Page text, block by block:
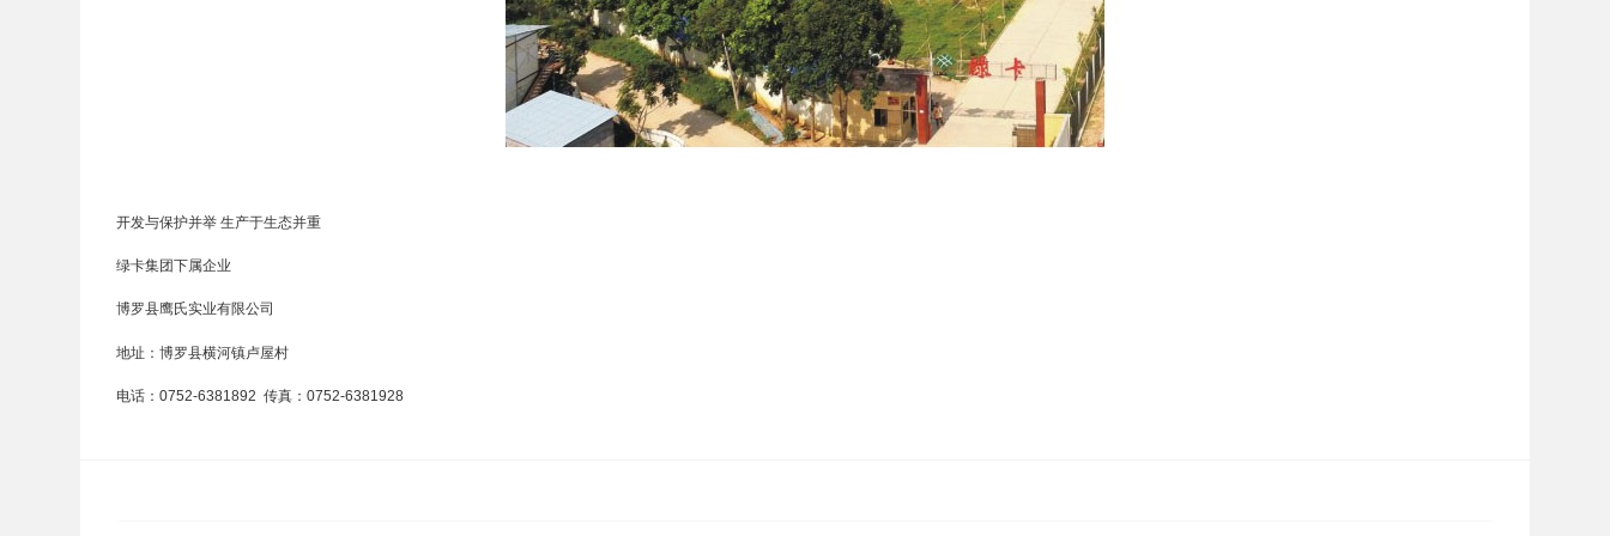
开发与保护并举 生产于生态并重
绿卡集团下属企业
博罗县鹰氏实业有限公司
地址：博罗县横河镇卢屋村
电话：0752-6381892 传真：0752-6381928